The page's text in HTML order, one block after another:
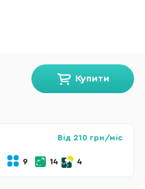
Купити
Від 210 грн/міс
9 14 4